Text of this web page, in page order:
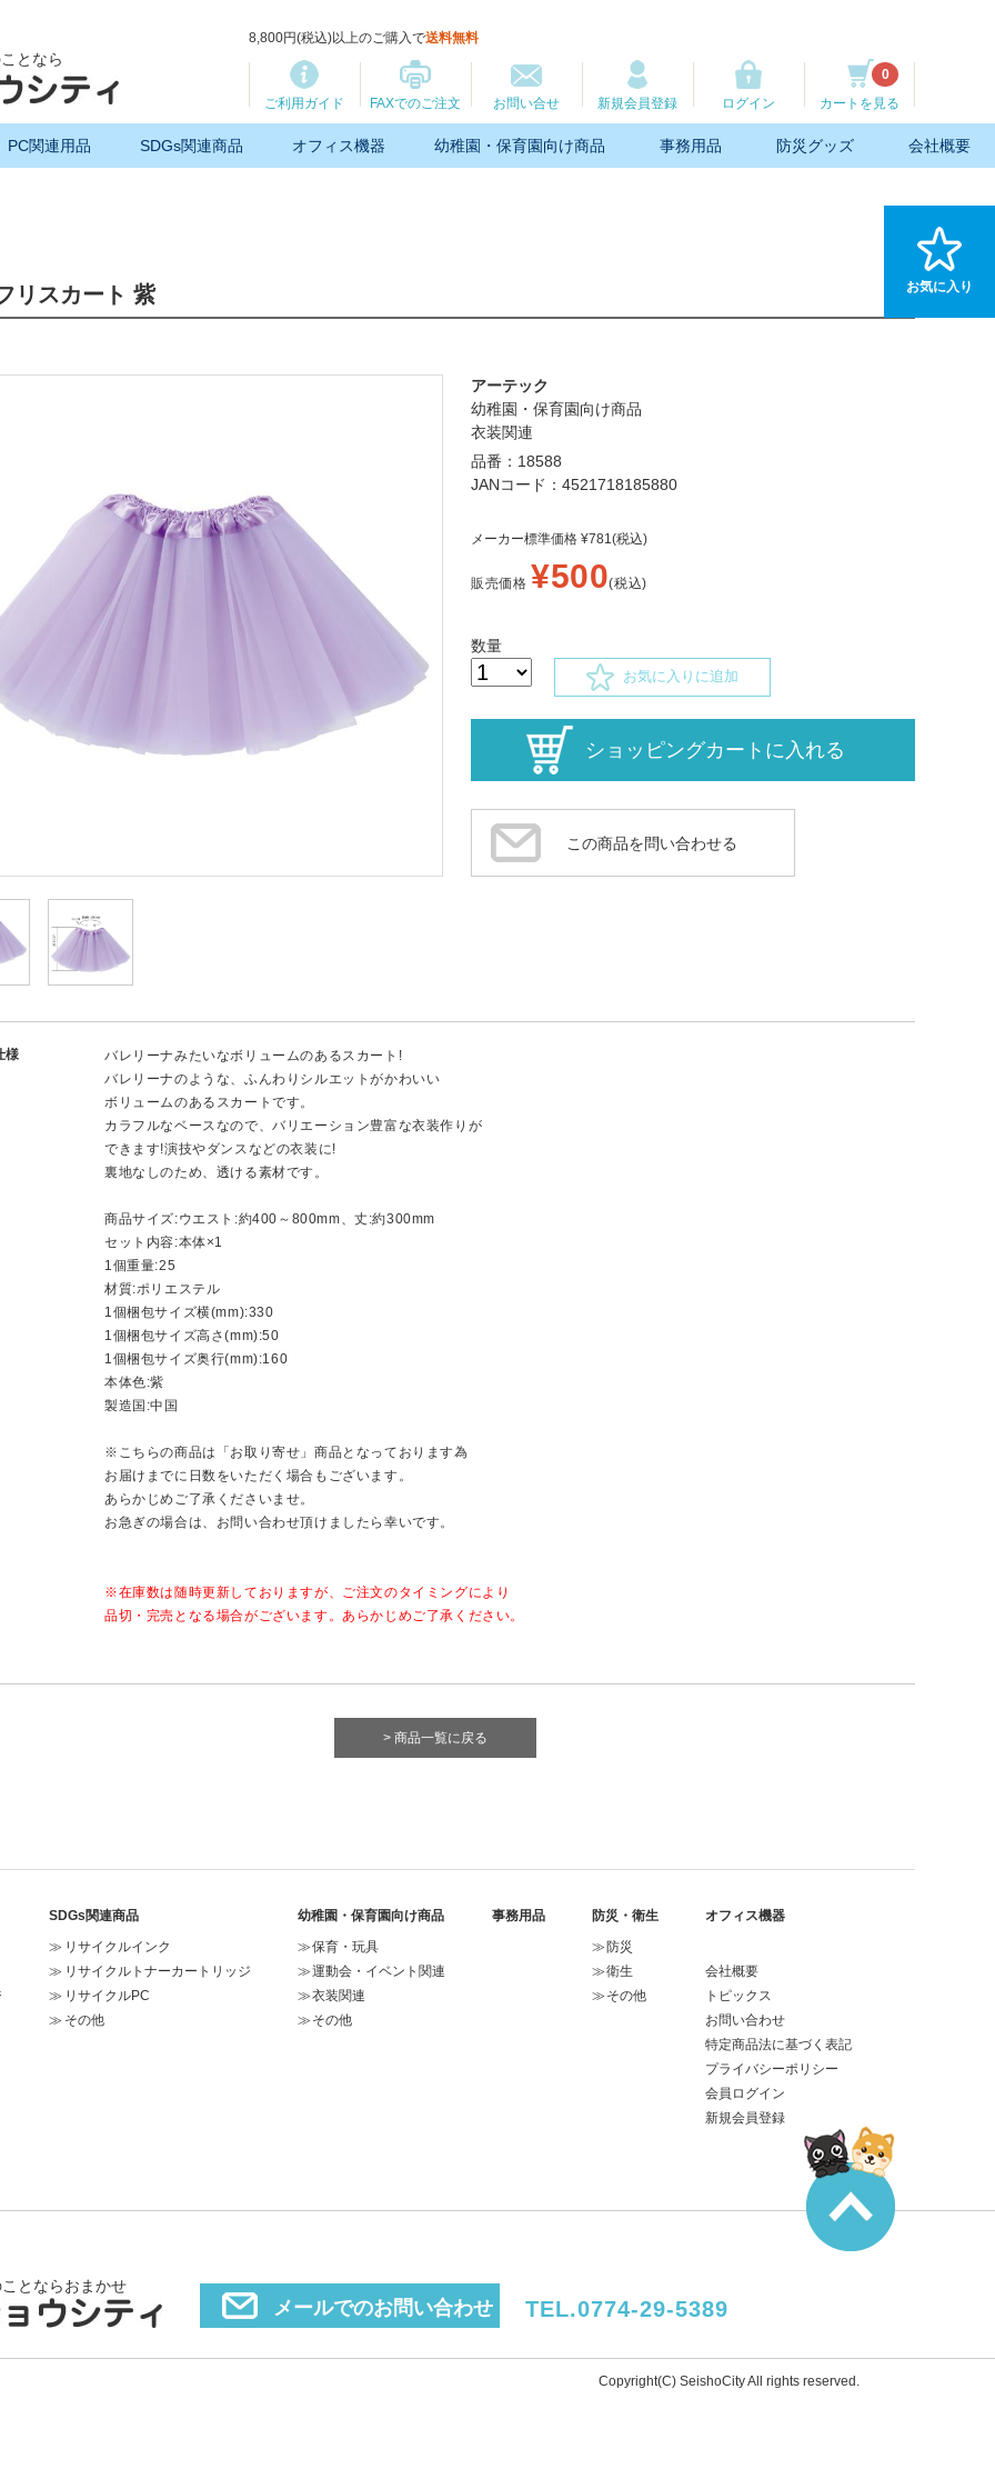
となら
8,800円(税込)以上のご購入で送料無料
ご利用ガイド FAXでのご注文 お問い合せ 新規会員登録 ログイン カートを見る
0
PC関連用品 SDGs関連商品 オフィス機器 幼稚園・保育園向け商品 事務用品 防災グッズ 会社概要
リスカート 紫
アーテック
幼稚園・保育園向け商品
衣装関連
品番：18588
JANコード：4521718185880
メーカー標準価格 ¥781(税込)
販売価格 ¥500(税込)
数量
お気に入りに追加
この商品を問い合わせる
様
バレリーナみたいなボリュームのあるスカート!
バレリーナのような、ふんわりシルエットがかわいい
ボリュームのあるスカートです。
カラフルなベースなので、バリエーション豊富な衣装作りが
できます!演技やダンスなどの衣装に!
裏地なしのため、透ける素材です。
商品サイズ:ウエスト:約400～800mm、丈:約300mm
セット内容:本体×1
1個重量:25
材質:ポリエステル
1個梱包サイズ横(mm):330
1個梱包サイズ高さ(mm):50
1個梱包サイズ奥行(mm):160
本体色:紫
製造国:中国
※こちらの商品は「お取り寄せ」商品となっております為
お届けまでに日数をいただく場合もございます。
あらかじめご了承くださいませ。
お急ぎの場合は、お問い合わせ頂けましたら幸いです。
※在庫数は随時更新しておりますが、ご注文のタイミングにより
品切・完売となる場合がございます。あらかじめご了承ください。
> 商品一覧に戻る
お気に入り
SDGs関連商品
リサイクルインク
リサイクルトナーカートリッジ
リサイクルPC
その他
幼稚園・保育園向け商品
保育・玩具
運動会・イベント関連
衣装関連
その他
事務用品
防災・衛生
防災
衛生
その他
オフィス機器
会社概要
トピックス
お問い合わせ
特定商品法に基づく表記
プライバシーポリシー
会員ログイン
新規会員登録
とならおまかせ
メールでのお問い合わせ TEL.0774-29-5389
Copyright(C) SeishoCity All rights reserved.